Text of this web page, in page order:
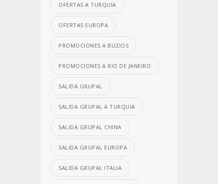
OFERTAS A TURQUIA
OFERTAS EUROPA
PROMOCIONES A BUZIOS
PROMOCIONES A RIO DE JANEIRO
SALIDA GRUPAL
SALIDA GRUPAL A TURQUIA
SALIDA GRUPAL CHINA
SALIDA GRUPAL EUROPA
SALIDA GRUPAL ITALIA